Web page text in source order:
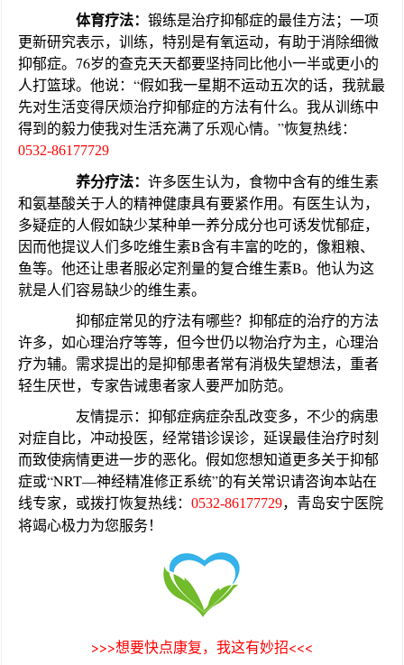
体育疗法： 锻练是治疗抑郁症的最佳方法；一项
更新研究表示，训练，特别是有氧运动，有助于消除细微
抑郁症。76岁的查克天天都要坚持同比他小一半或更小的
人打篮球。他说：“假如我一星期不运动五次的话，我就最
先对生活变得厌烦治疗抑郁症的方法有什么。我从训练中
得到的毅力使我对生活充满了乐观心情。”恢复热线：
0532-86177729
养分疗法： 许多医生认为，食物中含有的维生素
和氨基酸关于人的精神健康具有要紧作用。有医生认为，
多疑症的人假如缺少某种单一养分成分也可诱发忧郁症，
因而他提议人们多吃维生素B含有丰富的吃的，像粗粮、
鱼等。他还让患者服必定剂量的复合维生素B。他认为这
就是人们容易缺少的维生素。
抑郁症常见的疗法有哪些？抑郁症的治疗的方法
许多，如心理治疗等等，但今世仍以物治疗为主，心理治
疗为辅。需求提出的是抑郁患者常有消极失望想法，重者
轻生厌世，专家告诫患者家人要严加防范。
友情提示：抑郁症病症杂乱改变多，不少的病患
对症自比，冲动投医，经常错诊误诊，延误最佳治疗时刻
而致使病情更进一步的恶化。假如您想知道更多关于抑郁
症或“NRT—神经精准修正系统”的有关常识请咨询本站在
线专家，或拨打恢复热线：
0532-86177729，青岛安宁医院
将竭心极力为您服务！
>>>想要快点康复，我这有妙招<<<